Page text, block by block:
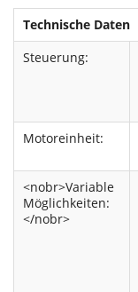
Technische Daten
Steuerung:
Motoreinheit:
<nobr>Variable
Möglichkeiten:
</nobr>